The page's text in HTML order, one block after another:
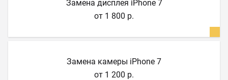
Замена дисплея iPhone 7
от 1 800 р.
Замена камеры iPhone 7
от 1 200 р.